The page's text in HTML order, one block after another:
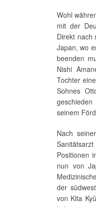
Wohl
mit der
Direkt nach
Japan, wo
beenden
Nishi
Tochter
Sohnes
seinem
Nach
Positionen
nun von
der
von Kita